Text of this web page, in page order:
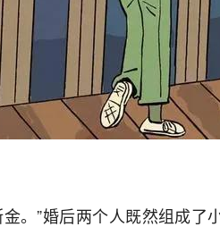
。”婚后两个人既然组成了